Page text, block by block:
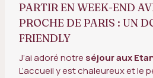
PARTIR EN WEEK-END
PROCHE DE PARIS : UN
FRIENDLY
J’ai adoré notre séjour aux
L’accueil y est chaleureux et le